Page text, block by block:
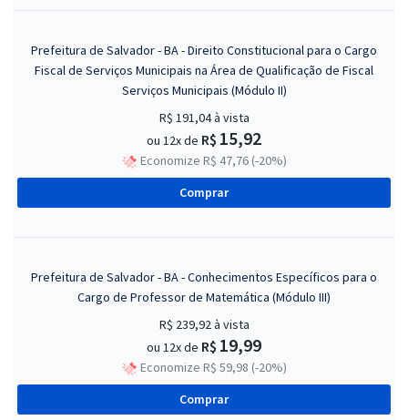
Prefeitura de Salvador - BA - Direito Constitucional para o Cargo
Fiscal de Serviços Municipais na Área de Qualificação de Fiscal
Serviços Municipais (Módulo II)
R$ 191,04à vista
ou 12x de R$ 15,92
Economize R$ 47,76 (-20%)
Comprar
Prefeitura de Salvador - BA - Conhecimentos Específicos para o
Cargo de Professor de Matemática (Módulo III)
R$ 239,92à vista
ou 12x de R$ 19,99
Economize R$ 59,98 (-20%)
Comprar